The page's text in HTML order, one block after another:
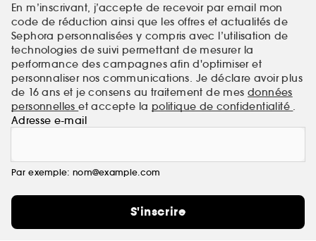
En m’inscrivant, j’accepte de recevoir par email mon
code de réduction ainsi que les offres et actualités de
Sephora personnalisées y compris avec l’utilisation de
technologies de suivi permettant de mesurer la
performance des campagnes afin d'optimiser et
personnaliser nos communications. Je déclare avoir plus
de 16 ans et je consens au traitement de mes données
personnelleset accepte la politique de confidentialité .
Adresse e-mail
Par exemple: nom@example.com
S'inscrire